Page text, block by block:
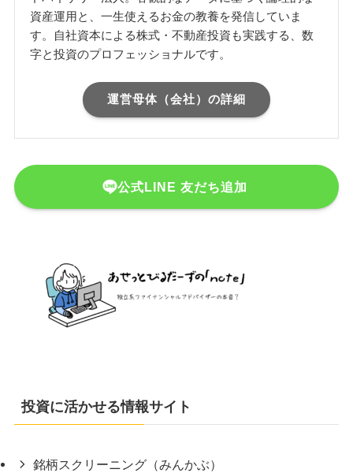
資産運用と、一生使えるお金の教養を発信していま
す。自社資本による株式・不動産投資も実践する、数
字と投資のプロフェッショナルです。
運営母体（会社）の詳細
公式LINE 友だち追加
投資に活かせる情報サイト
銘柄スクリーニング（みんかぶ）